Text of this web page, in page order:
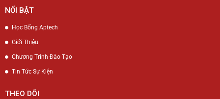
NỔI BẬT
Học Bổng Aptech
Giới Thiệu
Chương Trình Đào Tạo
Tin Tức Sự Kiện
THEO DÕI